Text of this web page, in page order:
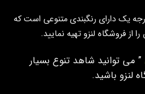
یکدارای رنگبندی متنوعی است که
از فروشگاه لنزو تهیه نمایید.
” می توانید شاهد تنوع بسیار
لنزو باشید.